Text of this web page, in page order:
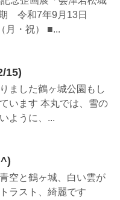
令和7年9月13日
月・祝） ■...
15)
ました鶴ヶ城公園もし
います 本丸では、雪の
ように、...
空と鶴ヶ城、白い雲が
ラスト、綺麗です